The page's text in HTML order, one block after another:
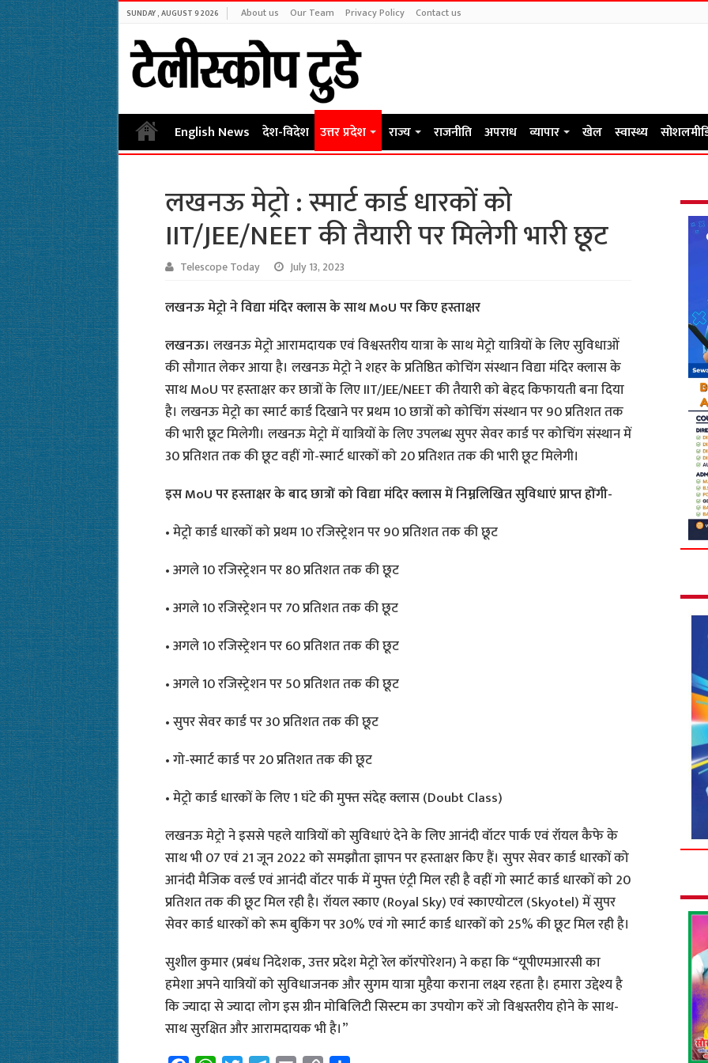
SUNDAY , AUGUST 9 2026 About us Our Team Privacy Policy Contact us
English News देश-विदेश उत्तर प्रदेश राज्य राजनीति अपराध व्यापार खेल स्वास्थ्य
लखनऊ मेट्रो : स्मार्ट कार्ड धारकों को
IIT/JEE/NEET की तैयारी पर मिलेगी भारी छूट
Telescope Today July 13, 2023
लखनऊ मेट्रो ने विद्या मंदिर क्लास के साथ MoU पर किए हस्ताक्षर
लखनऊ। लखनऊ मेट्रो आरामदायक एवं विश्वस्तरीय यात्रा के साथ मेट्रो यात्रियों के लिए सुविधाओं
की सौगात लेकर आया है। लखनऊ मेट्रो ने शहर के प्रतिष्ठित कोचिंग संस्थान विद्या मंदिर क्लास के
साथ MoU पर हस्ताक्षर कर छात्रों के लिए IIT/JEE/NEET की तैयारी को बेहद किफायती बना दिया
है। लखनऊ मेट्रो का स्मार्ट कार्ड दिखाने पर प्रथम 10 छात्रों को कोचिंग संस्थान पर 90 प्रतिशत तक
की भारी छूट मिलेगी। लखनऊ मेट्रो में यात्रियों के लिए उपलब्ध सुपर सेवर कार्ड पर कोचिंग संस्थान में
30 प्रतिशत तक की छूट वहीं गो-स्मार्ट धारकों को 20 प्रतिशत तक की भारी छूट मिलेगी।
इस MoU पर हस्ताक्षर के बाद छात्रों को विद्या मंदिर क्लास में निम्नलिखित सुविधाएं प्राप्त होंगी-
• मेट्रो कार्ड धारकों को प्रथम 10 रजिस्ट्रेशन पर 90 प्रतिशत तक की छूट
• अगले 10 रजिस्ट्रेशन पर 80 प्रतिशत तक की छूट
• अगले 10 रजिस्ट्रेशन पर 70 प्रतिशत तक की छूट
• अगले 10 रजिस्ट्रेशन पर 60 प्रतिशत तक की छूट
• अगले 10 रजिस्ट्रेशन पर 50 प्रतिशत तक की छूट
• सुपर सेवर कार्ड पर 30 प्रतिशत तक की छूट
• गो-स्मार्ट कार्ड पर 20 प्रतिशत तक की छूट
• मेट्रो कार्ड धारकों के लिए 1 घंटे की मुफ्त संदेह क्लास (Doubt Class)
लखनऊ मेट्रो ने इससे पहले यात्रियों को सुविधाएं देने के लिए आनंदी वॉटर पार्क एवं रॉयल कैफे के
साथ भी 07 एवं 21 जून 2022 को समझौता ज्ञापन पर हस्ताक्षर किए हैं। सुपर सेवर कार्ड धारकों को
आनंदी मैजिक वर्ल्ड एवं आनंदी वॉटर पार्क में मुफ्त एंट्री मिल रही है वहीं गो स्मार्ट कार्ड धारकों को 20
प्रतिशत तक की छूट मिल रही है। रॉयल स्काए (Royal Sky) एवं स्काएयोटल (Skyotel) में सुपर
सेवर कार्ड धारकों को रूम बुकिंग पर 30% एवं गो स्मार्ट कार्ड धारकों को 25% की छूट मिल रही है।
सुशील कुमार (प्रबंध निदेशक, उत्तर प्रदेश मेट्रो रेल कॉरपोरेशन) ने कहा कि “यूपीएमआरसी का
हमेशा अपने यात्रियों को सुविधाजनक और सुगम यात्रा मुहैया कराना लक्ष्य रहता है। हमारा उद्देश्य है
कि ज्यादा से ज्यादा लोग इस ग्रीन मोबिलिटी सिस्टम का उपयोग करें जो विश्वस्तरीय होने के साथ-
साथ सुरक्षित और आरामदायक भी है।”